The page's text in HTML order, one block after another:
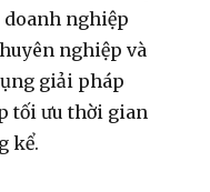
doanh nghiệp
nghiệp và
giải pháp
tối ưu thời gian
kể.